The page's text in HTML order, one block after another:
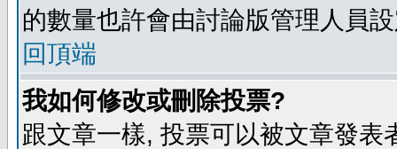
的數量也許會由討論版管理人員
回頂端
我如何修改或刪除投票?
跟文章一樣, 投票可以被文章發